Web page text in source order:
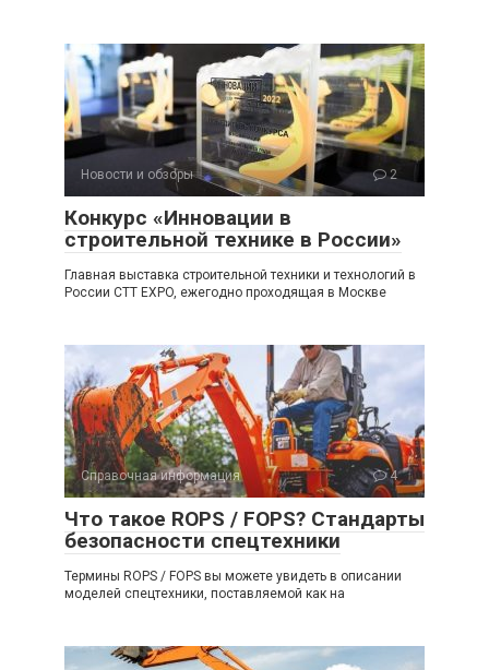
Новости и обзоры 2
Конкурс «Инновации в
строительной технике в России»
Главная выставка строительной техники и технологий в
России CTT EXPO, ежегодно проходящая в Москве
Справочная информация 4
Что такое ROPS / FOPS? Стандарты
безопасности спецтехники
Термины ROPS / FOPS вы можете увидеть в описании
моделей спецтехники, поставляемой как на